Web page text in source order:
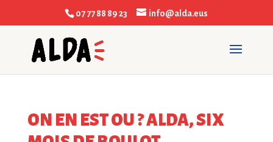
07 77 88 89 23 info@alda.eus
ON EN EST OU ? ALDA, SIX